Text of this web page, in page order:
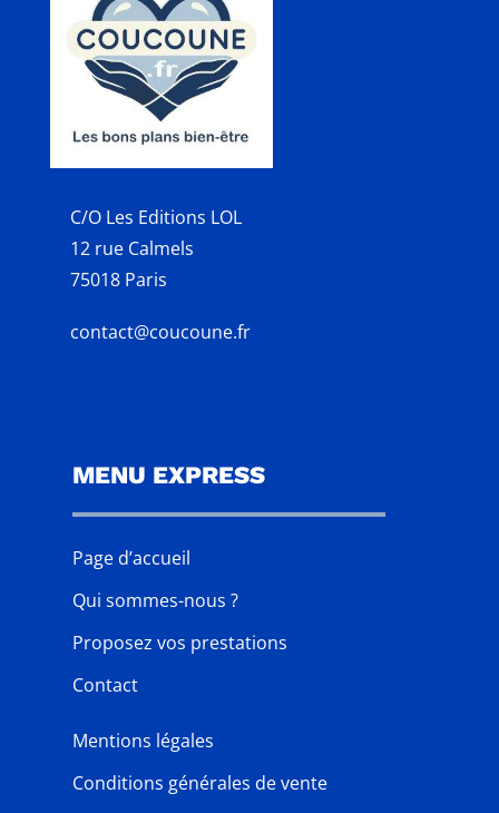
C/O Les Editions LOL
12 rue Calmels
75018 Paris
contact@coucoune.fr
MENU EXPRESS
Page d’accueil
Qui sommes-nous ?
Proposez vos prestations
Contact
Mentions légales
Conditions générales de vente